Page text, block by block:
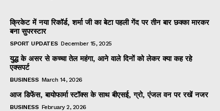
क्रिकेट में नया रिकॉर्ड, शर्मा जी का बेटा पहली गेंद पर तीन बार छक्का मारकर
बना सुपरस्टार
SPORT UPDATES December 15, 2025
युद्ध के असर से कच्चा तेल महंगा, आने वाले दिनों को लेकर क्या कह रहे
एक्सपर्ट
BUSINESS March 14, 2026
आज डिफेंस, बायोफार्मा स्टॉक्स के साथ बीएसई, ग्रो, एंजल वन पर रखें नजर
BUSINESS February 2, 2026